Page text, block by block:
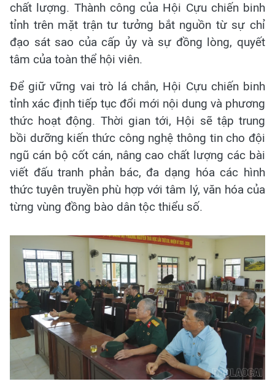
chất lượng. Thành công của Hội Cựu chiến binh
tỉnh trên mặt trận tư tưởng bắt nguồn từ sự chỉ
đạo sát sao của cấp ủy và sự đồng lòng, quyết
tâm của toàn thể hội viên.
Để giữ vững vai trò lá chắn, Hội Cựu chiến binh
tỉnh xác định tiếp tục đổi mới nội dung và phương
thức hoạt động. Thời gian tới, Hội sẽ tập trung
bồi dưỡng kiến thức công nghệ thông tin cho đội
ngũ cán bộ cốt cán, nâng cao chất lượng các bài
viết đấu tranh phản bác, đa dạng hóa các hình
thức tuyên truyền phù hợp với tâm lý, văn hóa của
từng vùng đồng bào dân tộc thiểu số.